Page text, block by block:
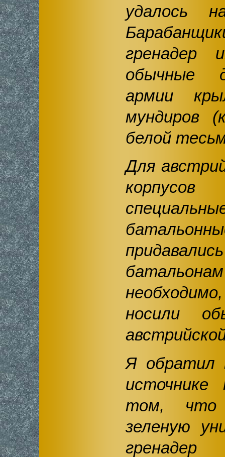
удалось
гренадер
обычные
армии
мундиров
белой
Для
носили
Я обратил
том,
зеленую
гренадер